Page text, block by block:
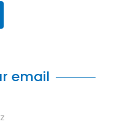
email